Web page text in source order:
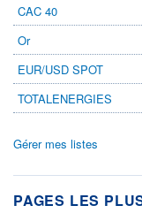
CAC 40
Or
EUR/USD SPOT
TOTALENERGIES
Gérer mes listes
PAGES LES